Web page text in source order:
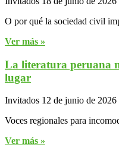
O por qué la sociedad civil
Ver más »
La literatura peruana
lugar
Invitados 12 de junio de 2026
Voces regionales para
Ver más »